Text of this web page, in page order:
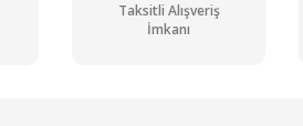
Taksitli Alışveriş
İmkanı